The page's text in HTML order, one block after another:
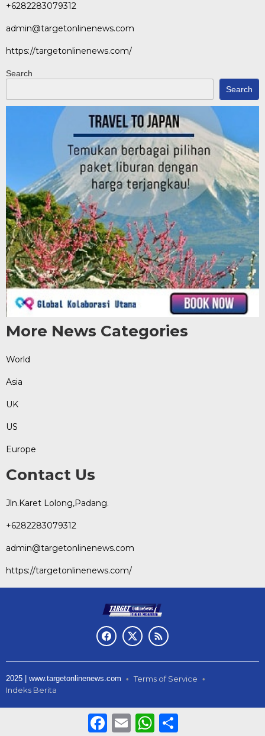
+6282283079312
admin@targetonlinenews.com
https://targetonlinenews.com/
Search
Search
More News Categories
World
Asia
UK
US
Europe
Contact Us
Jln.Karet Lolong,Padang.
+6282283079312
admin@targetonlinenews.com
https://targetonlinenews.com/
2025 | www.targetonlinenews.com
Terms of Service
Indeks Berita
Facebook
Email WhatsApp